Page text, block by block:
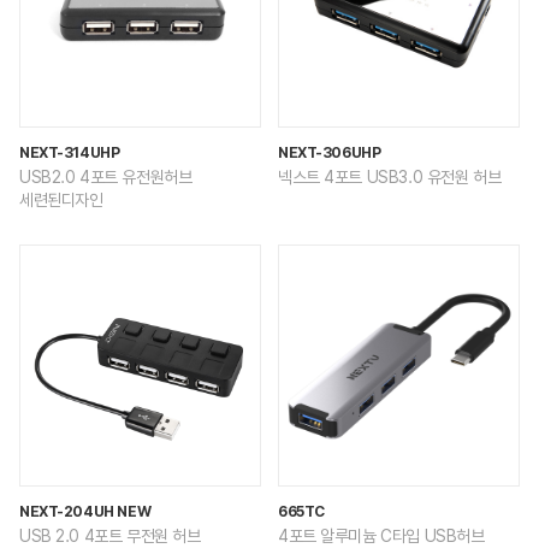
NEXT-314UHP
USB2.0 4포트 유전원허브
세련된디자인
NEXT-306UHP
넥스트 4포트 USB3.0 유전원 허브
NEXT-204UH NEW
USB 2.0 4포트 무전원 허브
665TC
4포트 알루미늄 C타입 USB허브